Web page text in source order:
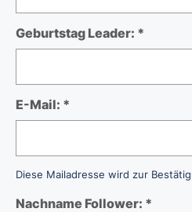
Geburtstag Leader: *
E-Mail: *
Diese Mailadresse wird zur
Nachname Follower: *